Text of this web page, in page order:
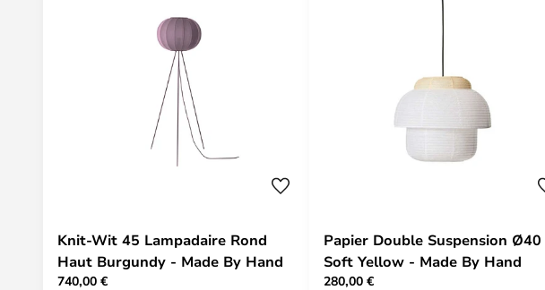
Knit-Wit 45 Lampadaire Rond
Haut Burgundy - Made By Hand
740,00 €
Papier Double Suspension Ø40
Soft Yellow - Made By Hand
280,00 €